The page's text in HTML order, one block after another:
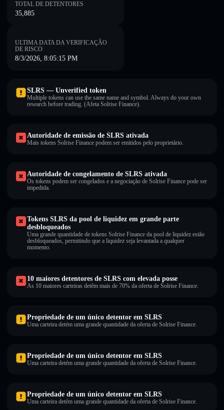
TOTAL DE DETENTORES
35,885
ULTIMA DATA DA VERIFICAÇÃO
DE RISCO
8/3/2026, 8:05:15 PM
SLRS — Unverified token
Multiple tokens can use the same name and symbol. Always do your own
research before trading. (Afeta Solrise Finance).
Autoridade de emissão de SLRS ativada
Mais tokens Solrise Finance podem ser emitidos pelo proprietário.
Autoridade de congelamento de SLRS ativada
Os tokens podem ser congelados e a negociação de Solrise Finance pode ser
impedida.
Tokens SLRS da pool de liquidez em grande parte
desbloqueados
Uma grande quantidade de tokens Solrise Finance da pool de liquidez estão
desbloqueados, permitindo que a liquidez seja levantada a qualquer
momento.
10 maiores detentores de SLRS com elevada posse
As 10 maiores carteiras detêm mais de 70% da oferta de Solrise Finance.
Propriedade de um único detentor em SLRS
Uma carteira detém uma grande quantidade da oferta de Solrise Finance.
Propriedade de um único detentor em SLRS
Uma carteira detém uma grande quantidade da oferta de Solrise Finance.
Propriedade de um único detentor em SLRS
Uma carteira detém uma grande quantidade da oferta de Solrise Finance.